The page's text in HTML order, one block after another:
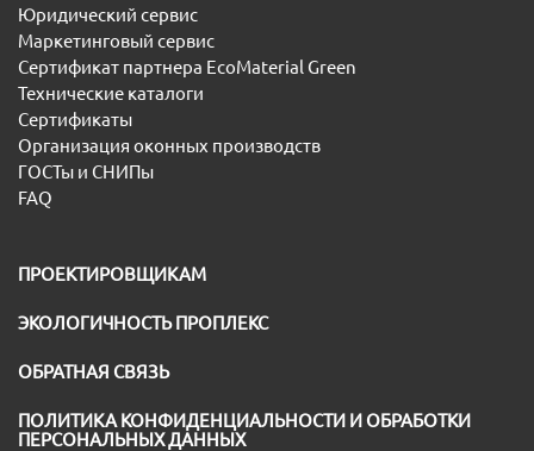
Юридический сервис
Маркетинговый сервис
Сертификат партнера EcoMaterial Green
Технические каталоги
Сертификаты
Организация оконных производств
ГОСТы и СНИПы
FAQ
ПРОЕКТИРОВЩИКАМ
ЭКОЛОГИЧНОСТЬ ПРОПЛЕКС
ОБРАТНАЯ СВЯЗЬ
ПОЛИТИКА КОНФИДЕНЦИАЛЬНОСТИ И ОБРАБОТКИ
ПЕРСОНАЛЬНЫХ ДАННЫХ